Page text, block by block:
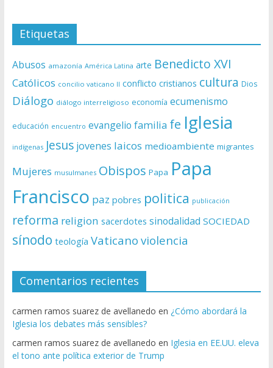
Etiquetas
Abusos amazonía América Latina arte Benedicto XVI
Católicos concilio vaticano II conflicto cristianos cultura Dios
Diálogo diálogo interreligioso economía ecumenismo
educación encuentro evangelio familia fe Iglesia
indígenas Jesus jovenes laicos medioambiente migrantes
Mujeres musulmanes Obispos Papa Papa
Francisco paz pobres politica publicación
reforma religion sacerdotes sinodalidad SOCIEDAD
sínodo teología Vaticano violencia
Comentarios recientes
carmen ramos suarez de avellanedo en ¿Cómo abordará la
Iglesia los debates más sensibles?
carmen ramos suarez de avellanedo en Iglesia en EE.UU. eleva
el tono ante política exterior de Trump